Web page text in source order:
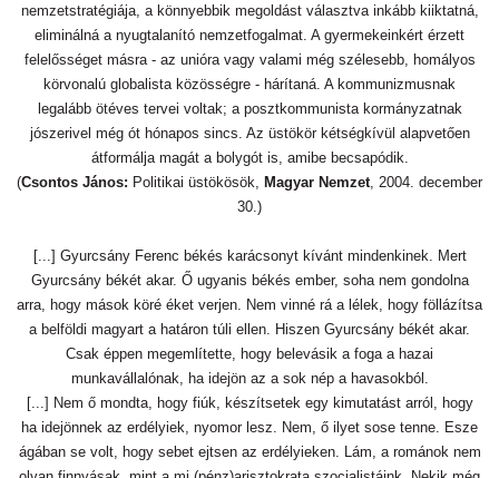
nemzetstratégiája, a könnyebbik megoldást választva inkább kiiktatná,
eliminálná a nyugtalanító nemzetfogalmat. A gyermekeinkért érzett
felelősséget másra - az unióra vagy valami még szélesebb, homályos
körvonalú globalista közösségre - hárítaná. A kommunizmusnak
legalább ötéves tervei voltak; a posztkommunista kormányzatnak
jószerivel még ót hónapos sincs. Az üstökör kétségkívül alapvetően
átformálja magát a bolygót is, amibe becsapódik.
(Csontos János: Politikai üstökösök, Magyar Nemzet, 2004. december
30.)
[...] Gyurcsány Ferenc békés karácsonyt kívánt mindenkinek. Mert
Gyurcsány békét akar. Ő ugyanis békés ember, soha nem gondolna
arra, hogy mások köré éket verjen. Nem vinné rá a lélek, hogy föllázítsa
a belföldi magyart a határon túli ellen. Hiszen Gyurcsány békét akar.
Csak éppen megemlítette, hogy belevásik a foga a hazai
munkavállalónak, ha idejön az a sok nép a havasokból.
[...] Nem ő mondta, hogy fiúk, készítsetek egy kimutatást arról, hogy
ha idejönnek az erdélyiek, nyomor lesz. Nem, ő ilyet sose tenne. Esze
ágában se volt, hogy sebet ejtsen az erdélyieken. Lám, a románok nem